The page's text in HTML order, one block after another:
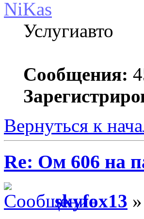
NiKas
Услугиавто
Сообщения:
Вернуться к
Re: Ом 606 на
skyfox13